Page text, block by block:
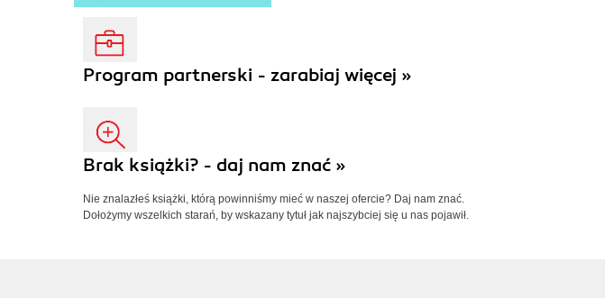
Program partnerski - zarabiaj więcej »
Brak książki? - daj nam znać »
Nie znalazłeś książki, którą powinniśmy mieć w naszej ofercie? Daj nam znać.
Dołożymy wszelkich starań, by wskazany tytuł jak najszybciej się u nas pojawił.